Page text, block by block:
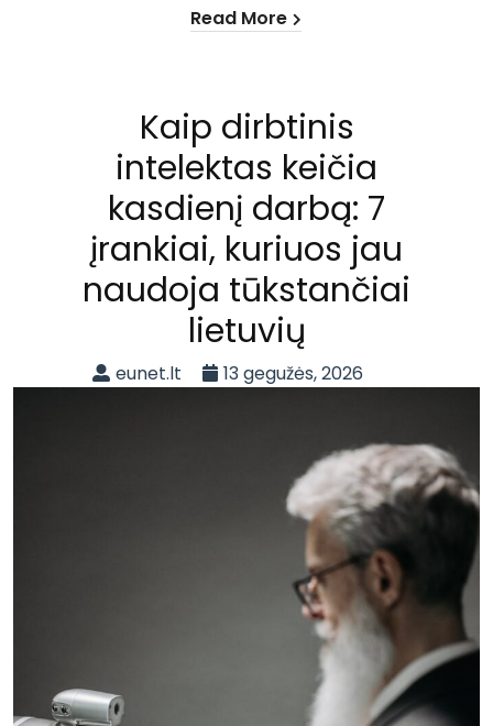
Read More
Kaip dirbtinis
intelektas keičia
kasdienį darbą: 7
įrankiai, kuriuos jau
naudoja tūkstančiai
lietuvių
eunet.lt 13 gegužės, 2026